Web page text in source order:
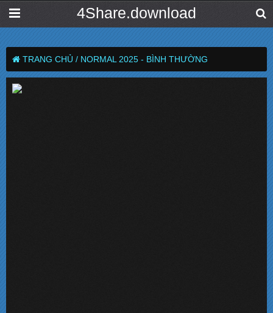
4Share.download
TRANG CHỦ / NORMAL 2025 - BÌNH THƯỜNG